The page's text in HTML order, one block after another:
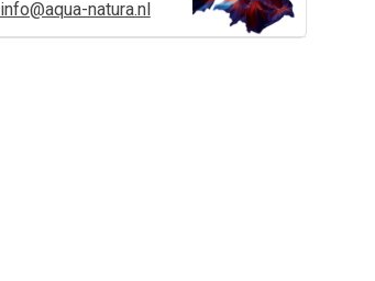
info@aqua-natura.nl